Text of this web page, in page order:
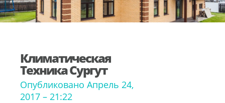
Климатическая
Техника Сургут
Опубликовано Апрель 24,
2017 – 21:22